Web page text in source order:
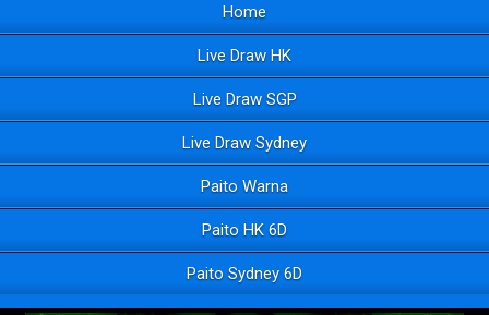
Home
Live Draw HK
Live Draw SGP
Live Draw Sydney
Paito Warna
Paito HK 6D
Paito Sydney 6D